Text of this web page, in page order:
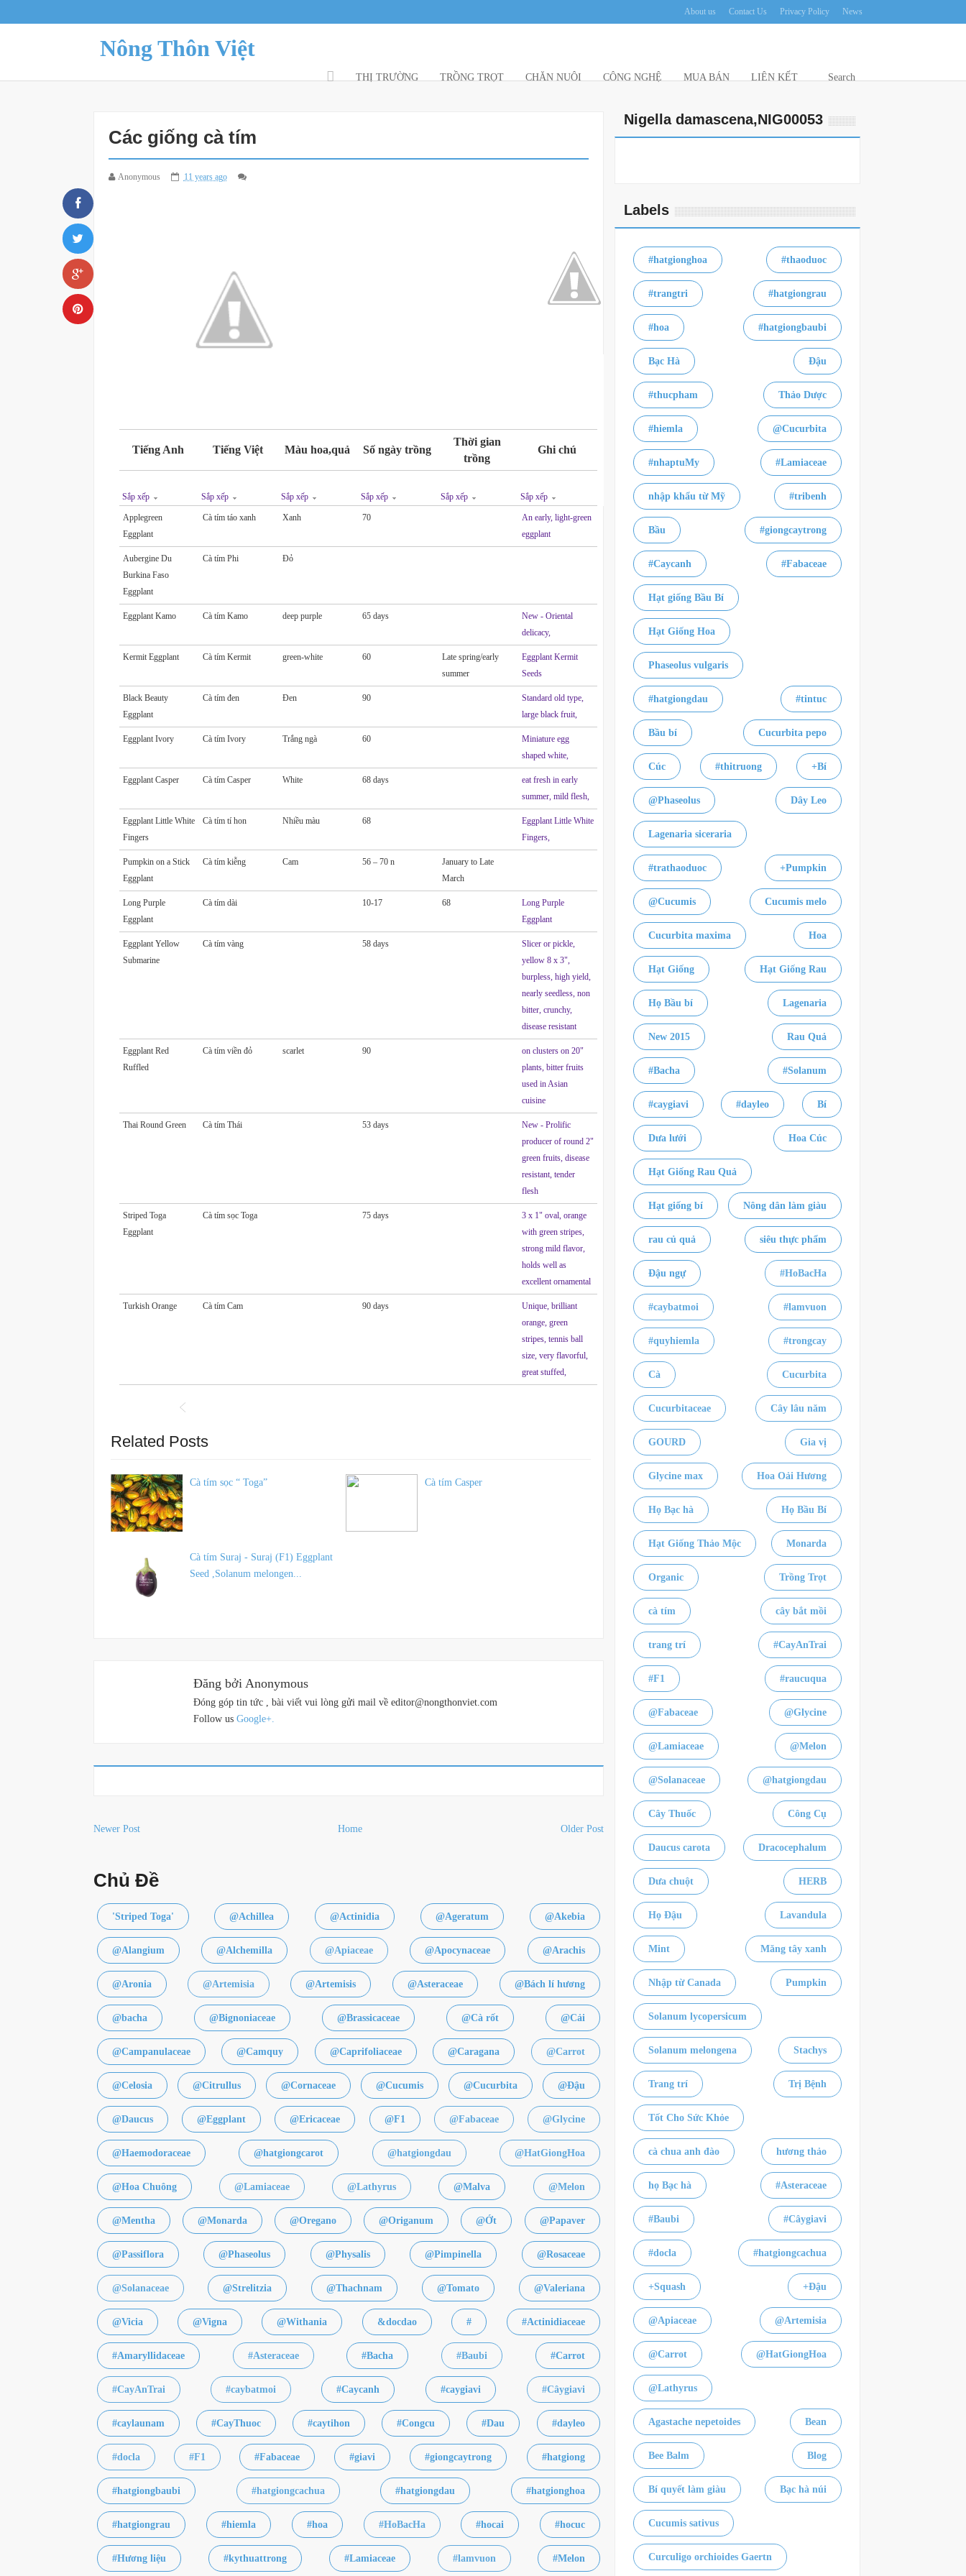
About us Contact Us Privacy Policy News
Nông Thôn Việt
THỊ TRƯỜNG TRỒNG TRỌT CHĂN NUÔI CÔNG NGHỆ MUA BÁN LIÊN KẾT Search
Các giống cà tím
Anonymous 11 years ago
Tiếng Anh Tiếng Việt Màu hoa,quả Số ngày trồng
Thời gian
trồng
Ghi chú
Sắp xếp Sắp xếp Sắp xếp Sắp xếp Sắp xếp Sắp xếp
Applegreen
Eggplant
Cà tím táo xanh Xanh 70
An early, light-green
eggplant
Aubergine Du
Burkina Faso
Eggplant
Cà tím Phi Đỏ
Eggplant Kamo Cà tím Kamo deep purple 65 days
New - Oriental
delicacy,
Kermit Eggplant Cà tím Kermit green-white 60
Late spring/early
summer
Eggplant Kermit
Seeds
Black Beauty
Eggplant
Cà tím đen Đen 90
Standard old type,
large black fruit,
Eggplant Ivory Cà tím Ivory Trắng ngà 60
Miniature egg
shaped white,
Eggplant Casper Cà tím Casper White 68 days
eat fresh in early
summer, mild flesh,
Eggplant Little White
Fingers
Cà tím tí hon Nhiều màu 68
Eggplant Little White
Fingers,
Pumpkin on a Stick
Eggplant
Cà tím kiễng Cam 56 – 70 n
January to Late
March
Long Purple
Eggplant
Cà tím dài 10-17 68
Long Purple
Eggplant
Eggplant Yellow
Submarine
Cà tím vàng 58 days
Slicer or pickle,
yellow 8 x 3",
burpless, high yield,
nearly seedless, non
bitter, crunchy,
disease resistant
Eggplant Red
Ruffled
Cà tím viền đỏ scarlet 90
on clusters on 20"
plants, bitter fruits
used in Asian
cuisine
Thai Round Green Cà tím Thái 53 days
New - Prolific
producer of round 2"
green fruits, disease
resistant, tender
flesh
Striped Toga
Eggplant
Cà tím sọc Toga 75 days
3 x 1" oval, orange
with green stripes,
strong mild flavor,
holds well as
excellent ornamental
Turkish Orange Cà tím Cam 90 days
Unique, brilliant
orange, green
stripes, tennis ball
size, very flavorful,
great stuffed,
Related Posts
Cà tím sọc “ Toga” Cà tím Casper
Cà tím Suraj - Suraj (F1) Eggplant
Seed ,Solanum melongen...
Đăng bởi Anonymous
Đóng góp tin tức , bài viết vui lòng gửi mail về editor@nongthonviet.com
Follow us Google+.
Newer Post Home Older Post
Chủ Đề
'Striped Toga' @Achillea @Actinidia @Ageratum @Akebia
@Alangium @Alchemilla @Apiaceae @Apocynaceae @Arachis
@Aronia @Artemisia @Artemisis @Asteraceae @Bách lí hương
@bacha @Bignoniaceae @Brassicaceae @Cà rốt @Cải
@Campanulaceae @Camquy @Caprifoliaceae @Caragana @Carrot
@Celosia @Citrullus @Cornaceae @Cucumis @Cucurbita @Đậu
@Daucus @Eggplant @Ericaceae @F1 @Fabaceae @Glycine
@Haemodoraceae @hatgiongcarot @hatgiongdau @HatGiongHoa
@Hoa Chuông @Lamiaceae @Lathyrus @Malva @Melon
@Mentha @Monarda @Oregano @Origanum @Ớt @Papaver
@Passiflora @Phaseolus @Physalis @Pimpinella @Rosaceae
@Solanaceae @Strelitzia @Thachnam @Tomato @Valeriana
@Vicia @Vigna @Withania &docdao # #Actinidiaceae
#Amaryllidaceae #Asteraceae #Bacha #Baubi #Carrot
#CayAnTrai #caybatmoi #Caycanh #caygiavi #Câygiavi
#caylaunam #CayThuoc #caytihon #Congcu #Dau #dayleo
#docla #F1 #Fabaceae #giavi #giongcaytrong #hatgiong
#hatgiongbaubi #hatgiongcachua #hatgiongdau #hatgionghoa
#hatgiongrau #hiemla #hoa #HoBacHa #hocai #hocuc
#Hương liệu #kythuattrong #Lamiaceae #lamvuon #Melon
Nigella damascena,NIG00053
Labels
#hatgionghoa #thaoduoc
#trangtri #hatgiongrau
#hoa #hatgiongbaubi
Bạc Hà Đậu
#thucpham Thảo Dược
#hiemla @Cucurbita
#nhaptuMy #Lamiaceae
nhập khẩu từ Mỹ #tribenh
Bầu #giongcaytrong
#Caycanh #Fabaceae
Hạt giống Bầu Bí
Hạt Giống Hoa
Phaseolus vulgaris
#hatgiongdau #tintuc
Bầu bí Cucurbita pepo
Cúc #thitruong +Bí
@Phaseolus Dây Leo
Lagenaria siceraria
#trathaoduoc +Pumpkin
@Cucumis Cucumis melo
Cucurbita maxima Hoa
Hạt Giống Hạt Giống Rau
Họ Bầu bí Lagenaria
New 2015 Rau Quả
#Bacha #Solanum
#caygiavi #dayleo Bí
Dưa lưới Hoa Cúc
Hạt Giống Rau Quả
Hạt giống bí Nông dân làm giàu
rau củ quả siêu thực phẩm
Đậu ngự #HoBacHa
#caybatmoi #lamvuon
#quyhiemla #trongcay
Cà Cucurbita
Cucurbitaceae Cây lâu năm
GOURD Gia vị
Glycine max Hoa Oải Hương
Họ Bạc hà Họ Bầu Bí
Hạt Giống Thảo Mộc Monarda
Organic Trồng Trọt
cà tím cây bắt mồi
trang trí #CayAnTrai
#F1 #raucuqua
@Fabaceae @Glycine
@Lamiaceae @Melon
@Solanaceae @hatgiongdau
Cây Thuốc Công Cụ
Daucus carota Dracocephalum
Dưa chuột HERB
Họ Đậu Lavandula
Mint Măng tây xanh
Nhập từ Canada Pumpkin
Solanum lycopersicum
Solanum melongena Stachys
Trang trí Trị Bệnh
Tốt Cho Sức Khỏe
cà chua anh đào hương thảo
họ Bạc hà #Asteraceae
#Baubi #Câygiavi
#docla #hatgiongcachua
+Squash +Đậu
@Apiaceae @Artemisia
@Carrot @HatGiongHoa
@Lathyrus
Agastache nepetoides Bean
Bee Balm Blog
Bí quyết làm giàu Bạc hà núi
Cucumis sativus
Curculigo orchioides Gaertn